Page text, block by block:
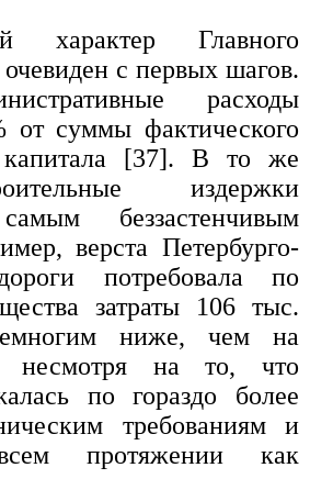
характер Главного
с первых шагов.
расходы
от суммы фактического
капитала [37]. В то же
издержки
беззастенчивым
верста Петербурго-
потребовала по
затраты 106 тыс.
ниже, чем на
несмотря на то, что
по гораздо более
требованиям и
протяжении как